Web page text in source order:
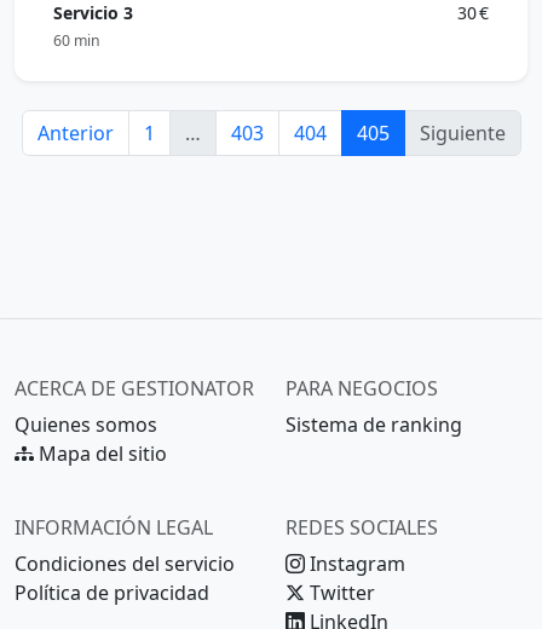
Servicio 3 30 €
60 min
Anterior 1 … 403 404 405 Siguiente
ACERCA DE GESTIONATOR
Quienes somos
Mapa del sitio
PARA NEGOCIOS
Sistema de ranking
INFORMACIÓN LEGAL
Condiciones del servicio
Política de privacidad
REDES SOCIALES
Instagram
Twitter
LinkedIn